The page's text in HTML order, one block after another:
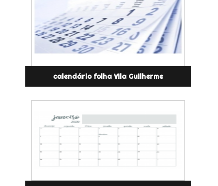
calendário folha Vila Guilherme